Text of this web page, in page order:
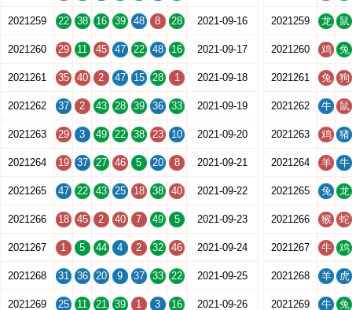
2021259 22 38 16 39 48 8 28 2021-09-16
2021260 29 11 45 47 22 48 16 2021-09-17
2021261 35 40 2 47 15 28 1 2021-09-18
2021262 37 2 43 28 39 36 33 2021-09-19
2021263 29 3 49 22 38 23 10 2021-09-20
2021264 19 37 27 46 5 20 8 2021-09-21
2021265 47 22 43 25 18 38 40 2021-09-22
2021266 18 45 2 40 7 49 5 2021-09-23
2021267 1 5 44 4 2 32 46 2021-09-24
2021268 31 36 20 9 37 33 22 2021-09-25
2021269 25 11 21 39 1 3 16 2021-09-26
2021259 龙 鼠
2021260 鸡 兔
2021261 兔 狗
2021262 牛 鼠
2021263 鸡 猪
2021264 羊 牛
2021265 兔 龙
2021266 猴 蛇
2021267 牛 鸡
2021268 羊 虎
2021269 牛 兔